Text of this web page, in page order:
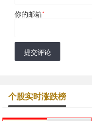
你的邮箱*
提交评论
个股实时涨跌榜